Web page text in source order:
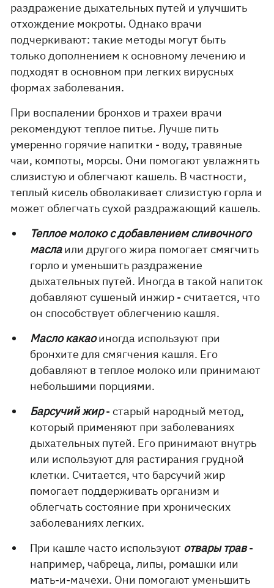
раздражение дыхательных путей и улучшить
отхождение мокроты. Однако врачи
подчеркивают: такие методы могут быть
только дополнением к основному лечению и
подходят в основном при легких вирусных
формах заболевания.
При воспалении бронхов и трахеи врачи
рекомендуют теплое питье. Лучше пить
умеренно горячие напитки - воду, травяные
чаи, компоты, морсы. Они помогают увлажнять
слизистую и облегчают кашель. В частности,
теплый кисель обволакивает слизистую горла и
может облегчать сухой раздражающий кашель.
Теплое молоко с добавлением сливочного
маслаили другого жира помогает смягчить
горло и уменьшить раздражение
дыхательных путей. Иногда в такой напиток
добавляют сушеный инжир - считается, что
он способствует облегчению кашля.
Масло какаоиногда используют при
бронхите для смягчения кашля. Его
добавляют в теплое молоко или принимают
небольшими порциями.
Барсучий жир- старый народный метод,
который применяют при заболеваниях
дыхательных путей. Его принимают внутрь
или используют для растирания грудной
клетки. Считается, что барсучий жир
помогает поддерживать организм и
облегчать состояние при хронических
заболеваниях легких.
При кашле часто используют отвары трав-
например, чабреца, липы, ромашки или
мать-и-мачехи. Они помогают уменьшить